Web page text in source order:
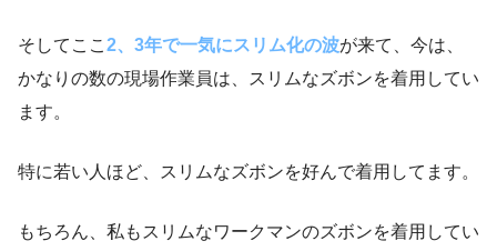
そしてここ 2、3年で一気にスリム化の波が来て、今は、
かなりの数の現場作業員は、スリムなズボンを着用してい
ます。
特に若い人ほど、スリムなズボンを好んで着用してます。
もちろん、私もスリムなワークマンのズボンを着用してい